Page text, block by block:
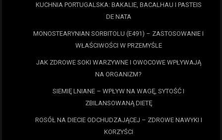
KUCHNIA PORTUGALSKA: BAKALIE, BACALHAU I PASTEIS
DE NATA
MONOSTEARYNIAN SORBITOLU (E491) – ZASTOSOWANIE I
WŁAŚCIWOŚCI W PRZEMYŚLE
JAK ZDROWE SOKI WARZYWNE I OWOCOWE WPŁYWAJĄ
NA ORGANIZM?
SIEMIĘ LNIANE – WPŁYW NA WAGĘ, SYTOŚĆ I
ZBILANSOWANĄ DIETĘ
ROSÓŁ NA DIECIE ODCHUDZAJĄCEJ – ZDROWE NAWYKI I
KORZYŚCI